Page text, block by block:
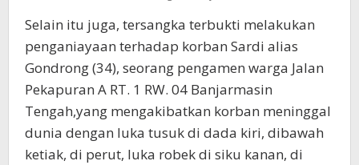
Selain itu juga, tersangka terbukti melakukan
penganiayaan terhadap korban Sardi alias
Gondrong (34), seorang pengamen warga Jalan
Pekapuran A RT. 1 RW. 04 Banjarmasin
Tengah,yang mengakibatkan korban meninggal
dunia dengan luka tusuk di dada kiri, dibawah
ketiak, di perut, luka robek di siku kanan, di